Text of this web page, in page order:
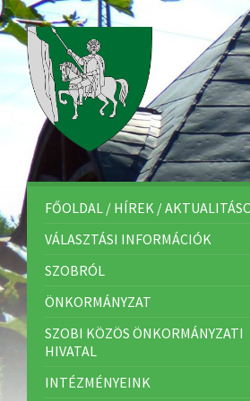
FŐOLDAL / HÍREK /
VÁLASZTÁSI INFORMÁCIÓK
SZOBRÓL
ÖNKORMÁNYZAT
SZOBI KÖZÖS ÖNKORMÁNYZATI
HIVATAL
INTÉZMÉNYEINK